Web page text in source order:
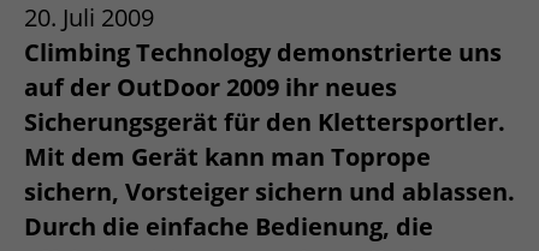
20. Juli 2009
Climbing Technology demonstrierte uns
auf der OutDoor 2009 ihr neues
Sicherungsgerät für den Klettersportler.
Mit dem Gerät kann man Toprope
sichern, Vorsteiger sichern und ablassen.
Durch die einfache Bedienung, die